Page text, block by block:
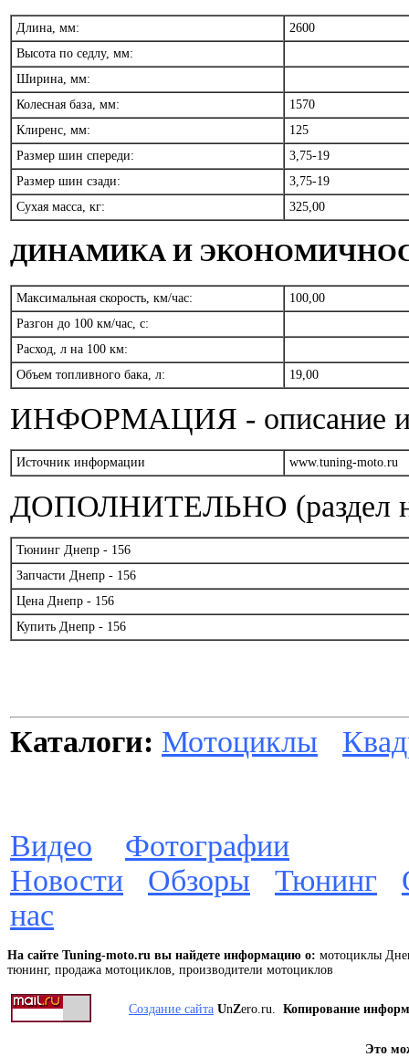
Длина, мм:
2600
Высота по седлу, мм:
Ширина, мм:
Колесная база, мм:
1570
Клиренс, мм:
125
Размер шин спереди:
3,75-19
Размер шин сзади:
3,75-19
Сухая масса, кг:
325,00
ДИНАМИКА И
Максимальная скорость, км/час:
100,00
Разгон до 100 км/час, с:
Расход, л на 100 км:
Объем топливного бака, л:
19,00
ИНФОРМАЦИЯ - описание и
Источник информации www.tuning-moto.ru
ДОПОЛНИТЕЛЬНО (раздел
Тюнинг Днепр - 156
Запчасти Днепр - 156
Цена Днепр - 156
Купить Днепр - 156
Каталоги: Мотоциклы
Видео
Фотографии
Новости
Обзоры Тюнинг
нас
На сайте Tuning-moto.ru вы найдете информацию о: мотоциклы
тюнинг, продажа мотоциклов, производители мотоциклов
Создание сайта UnZero.ru. Копирование
Это